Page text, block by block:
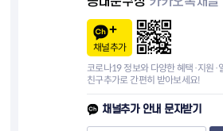
채널추가
코로나19 정보와 다양한 혜택·지원·
친구추가로 간편히 받아보세요!
채널추가 안내 문자받기